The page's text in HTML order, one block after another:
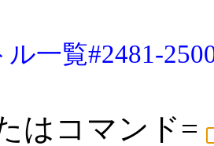
ル一覧#2481-
はコマンド=